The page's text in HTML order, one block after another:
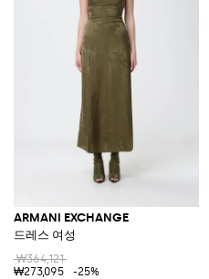
ARMANI EXCHANGE
드레스 여성
₩364,121
₩273,095
-25%